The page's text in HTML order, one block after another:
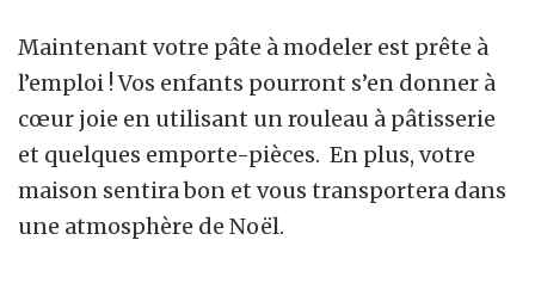
Maintenant votre pâte à modeler est prête à
l’emploi ! Vos enfants pourront s’en donner à
cœur joie en utilisant un rouleau à pâtisserie
et quelques emporte-pièces. En plus, votre
maison sentira bon et vous transportera dans
une atmosphère de Noël.